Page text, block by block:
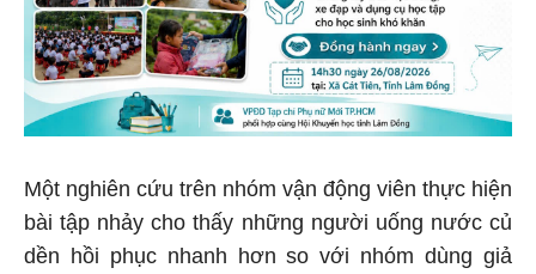
Một nghiên cứu trên nhóm vận động viên thực hiện
bài tập nhảy cho thấy những người uống nước củ
dền hồi phục nhanh hơn so với nhóm dùng giả